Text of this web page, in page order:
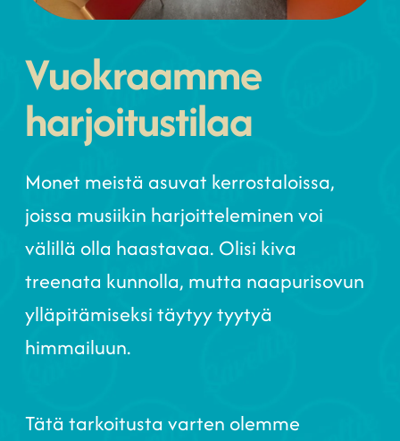
Vuokraamme
harjoitustilaa
Monet meistä asuvat kerrostaloissa,
joissa musiikin harjoitteleminen voi
välillä olla haastavaa. Olisi kiva
treenata kunnolla, mutta naapurisovun
ylläpitämiseksi täytyy tyytyä
himmailuun.
Tätä tarkoitusta varten olemme